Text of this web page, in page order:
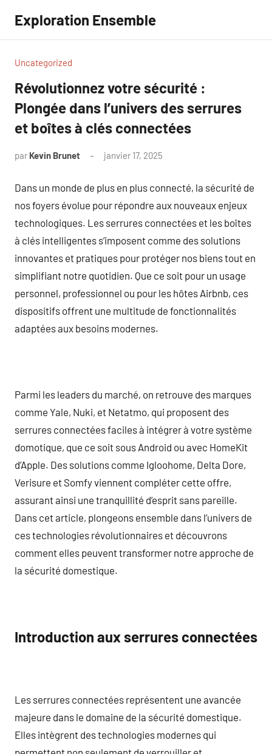
contenu
Exploration Ensemble
Uncategorized
Révolutionnez votre sécurité :
Plongée dans l’univers des serrures
et boîtes à clés connectées
par Kevin Brunet janvier 17, 2025
Dans un monde de plus en plus connecté, la sécurité de
nos foyers évolue pour répondre aux nouveaux enjeux
technologiques. Les serrures connectées et les boîtes
à clés intelligentes s’imposent comme des solutions
innovantes et pratiques pour protéger nos biens tout en
simplifiant notre quotidien. Que ce soit pour un usage
personnel, professionnel ou pour les hôtes Airbnb, ces
dispositifs offrent une multitude de fonctionnalités
adaptées aux besoins modernes.
Parmi les leaders du marché, on retrouve des marques
comme Yale, Nuki, et Netatmo, qui proposent des
serrures connectées faciles à intégrer à votre système
domotique, que ce soit sous Android ou avec HomeKit
d’Apple. Des solutions comme Igloohome, Delta Dore,
Verisure et Somfy viennent compléter cette offre,
assurant ainsi une tranquillité d’esprit sans pareille.
Dans cet article, plongeons ensemble dans l’univers de
ces technologies révolutionnaires et découvrons
comment elles peuvent transformer notre approche de
la sécurité domestique.
Introduction aux serrures connectées
Les serrures connectées représentent une avancée
majeure dans le domaine de la sécurité domestique.
Elles intègrent des technologies modernes qui